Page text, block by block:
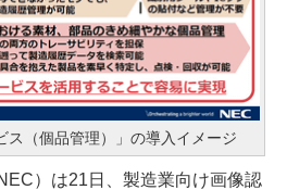
ス（個品管理）」の導入イメージ
）は21日、製造業向け画像認